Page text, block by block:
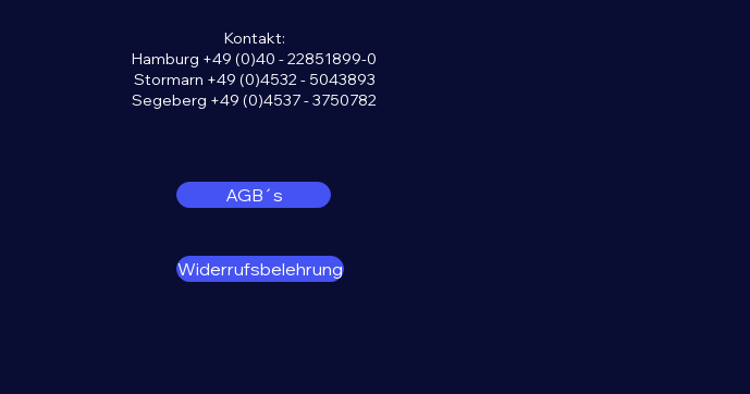
Kontakt:
Hamburg +49 (0)40 - 22851899-0
Stormarn +49 (0)4532 - 5043893
Segeberg +49 (0)4537 - 3750782
AGB´s
Widerrufsbelehrung